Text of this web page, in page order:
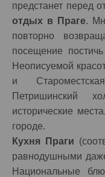
предстанет перед
отдых в Праге.
повторно
посещение
Неописуемой
и
Петришинский
исторические
городе.
Кухня Праги
равнодушными
Национальные